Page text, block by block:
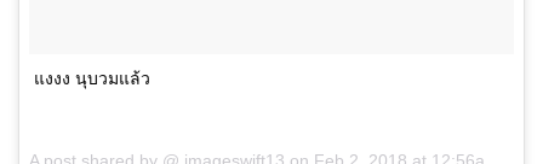
แงงง นุบวมแล้ว